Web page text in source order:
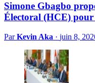
Simone Gbagbo
Électoral (HCE)
ParKevin Aka · juin 8,